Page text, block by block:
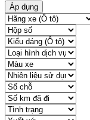
Áp dụng